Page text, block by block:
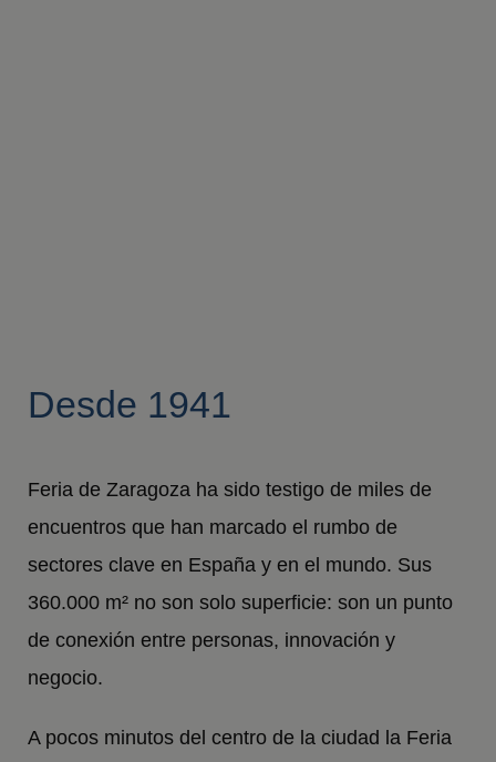
Desde 1941
Feria de Zaragoza ha sido testigo de miles de
encuentros que han marcado el rumbo de
sectores clave en España y en el mundo. Sus
360.000 m² no son solo superficie: son un punto
de conexión entre personas, innovación y
negocio.
A pocos minutos del centro de la ciudad la Feria